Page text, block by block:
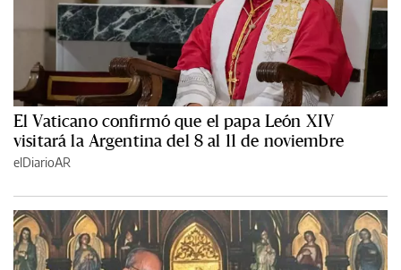
El Vaticano confirmó que el papa León XIV
visitará la Argentina del 8 al 11 de noviembre
elDiarioAR